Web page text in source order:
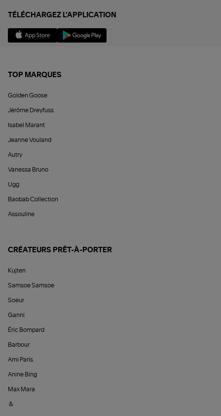
TÉLÉCHARGEZ L'APPLICATION
TOP MARQUES
Golden Goose
Jérôme Dreyfuss
Isabel Marant
Jeanne Vouland
Autry
Vanessa Bruno
Ugg
Baobab Collection
Assouline
CRÉATEURS PRÊT-À-PORTER
Kujten
Samsoe Samsoe
Soeur
Ganni
Éric Bompard
Barbour
Ami Paris
Anine Bing
Max Mara
&